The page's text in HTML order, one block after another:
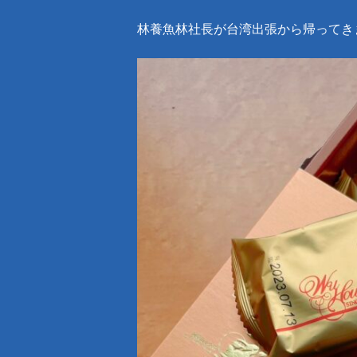
林養魚林社長が台湾出張から帰ってき